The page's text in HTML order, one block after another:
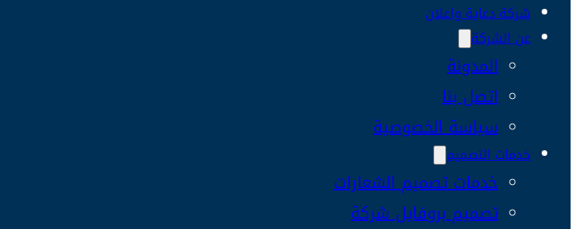
شركة دعاية واعلان
عن الشركة
المدونة
اتصل بنا
سياسة الخصوصية
خدمات التصميم
خدمات تصميم الشعارات
تصميم بروفايل شركة